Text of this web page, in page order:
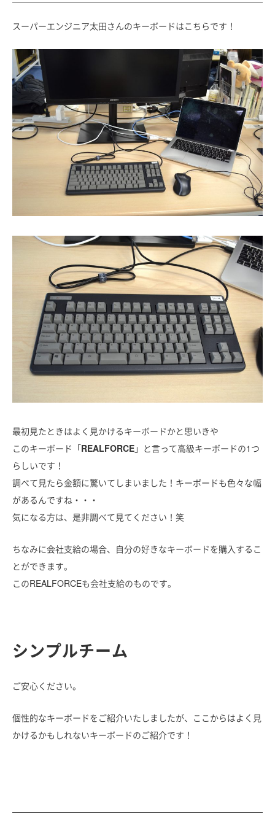
スーパーエンジニア太田さんのキーボードはこちらです！
最初見たときはよく見かけるキーボードかと思いきや
このキーボード「REALFORCE 」と言って高級キーボードの1つ
らしいです！
調べて見たら金額に驚いてしまいました！キーボードも色々な幅
があるんですね・・・
気になる方は、是非調べて見てください！笑
ちなみに会社支給の場合、自分の好きなキーボードを購入するこ
とができます。
このREALFORCEも会社支給のものです。
シンプルチーム
ご安心ください。
個性的なキーボードをご紹介いたしましたが、ここからはよく見
かけるかもしれないキーボードのご紹介です！